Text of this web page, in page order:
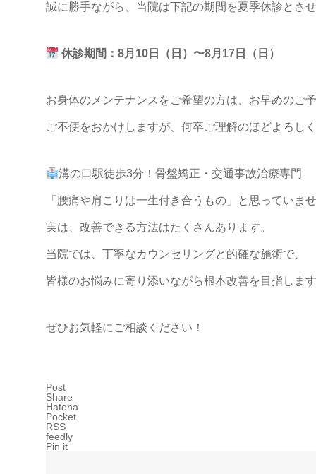
誠に勝手ながら、当院は下記の期間を夏季休診とさ
休診期間：8月10日（日）〜8月17日（日）
お身体のメンテナンスをご希望の方は、お早めのご
ご不便をおかけしますが、何卒ご理解のほどよろし
溝の口駅徒歩3分！骨盤矯正・交通事故治療専門
「腰痛や肩こりは一生付き合うもの」と思っていま
実は、改善できる方法はたくさんあります。
当院では、丁寧なカウンセリングと的確な施術で、
皆様のお悩みに寄り添いながら根本改善を目指しま
ぜひお気軽にご相談ください！
Post
Share
Hatena
Pocket
RSS
feedly
Pin it